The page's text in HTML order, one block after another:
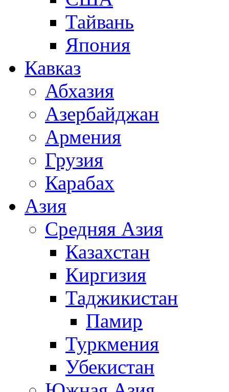
Тайвань
Япония
Кавказ
Абхазия
Азербайджан
Армения
Грузия
Карабах
Азия
Средняя Азия
Казахстан
Киргизия
Таджикистан
Памир
Туркмения
Убекистан